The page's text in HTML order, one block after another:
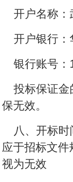
开户名称：
开户银行：
银行账号
投标保证金
保无效。
八、开标
应于招标文
视为无效